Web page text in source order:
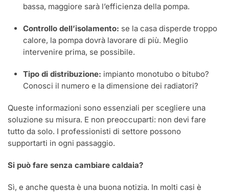
bassa, maggiore sarà l’efficienza della pompa.
Controllo dell’isolamento: se la casa disperde troppo
calore, la pompa dovrà lavorare di più. Meglio
intervenire prima, se possibile.
Tipo di distribuzione: impianto monotubo o bitubo?
Conosci il numero e la dimensione dei radiatori?
Queste informazioni sono essenziali per scegliere una
soluzione su misura. E non preoccuparti: non devi fare
tutto da solo. I professionisti di settore possono
supportarti in ogni passaggio.
Si può fare senza cambiare caldaia?
Sì, e anche questa è una buona notizia. In molti casi è